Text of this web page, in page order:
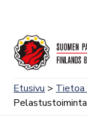
Etusivu > Tietoa